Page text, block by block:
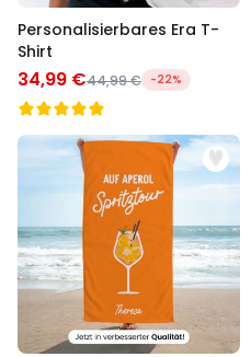
Personalisierbares Era T-
Shirt
34,99 €44,99 € -22%